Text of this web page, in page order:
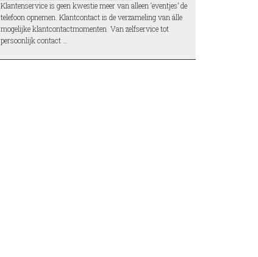
Klantenservice is geen kwestie meer van alleen ‘eventjes’ de
telefoon opnemen. Klantcontact is de verzameling van álle
mogelijke klantcontactmomenten. Van zelfservice tot
persoonlijk contact …